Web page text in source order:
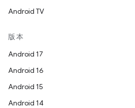
Android TV
版本
Android 17
Android 16
Android 15
Android 14